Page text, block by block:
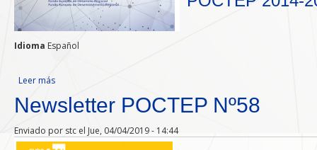
Idioma Español
Leer más
Newsletter POCTEP Nº58
Enviado por stc el Jue, 04/04/2019 - 14:44